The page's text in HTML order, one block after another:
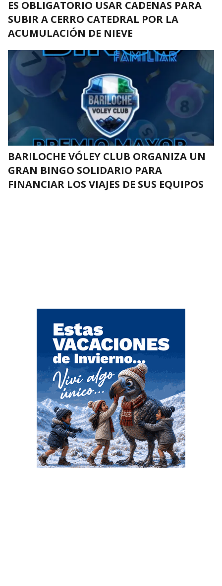
ES OBLIGATORIO USAR CADENAS PARA
SUBIR A CERRO CATEDRAL POR LA
ACUMULACIÓN DE NIEVE
BARILOCHE VÓLEY CLUB ORGANIZA UN
GRAN BINGO SOLIDARIO PARA
FINANCIAR LOS VIAJES DE SUS EQUIPOS